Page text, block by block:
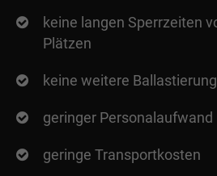
Drop us a line
info@yourdomain.com
About us
elit.
Aenean commodo ligula eget
keine langen Sperrzeiten
Plätzen
keine weitere
geringer Personalaufwand
geringe Transportkosten